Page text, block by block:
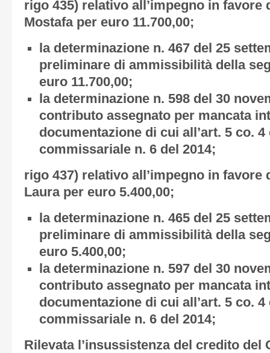
rigo 435) relativo all’impegno in favore
Mostafaper euro 11.700,00;
la determinazione n. 467 del 25
preliminare di ammissibilità della
euro 11.700,00;
la determinazione n. 598 del 30
contributo assegnato per mancata
documentazione di cui all’art. 5 co. 4
commissariale n. 6 del 2014;
rigo 437) relativo all’impegno in favore
Lauraper euro 5.400,00;
la determinazione n. 465 del 25
preliminare di ammissibilità della
euro 5.400,00;
la determinazione n. 597 del 30
contributo assegnato per mancata
documentazione di cui all’art. 5 co. 4
commissariale n. 6 del 2014;
Rilevata l’insussistenza del credito del